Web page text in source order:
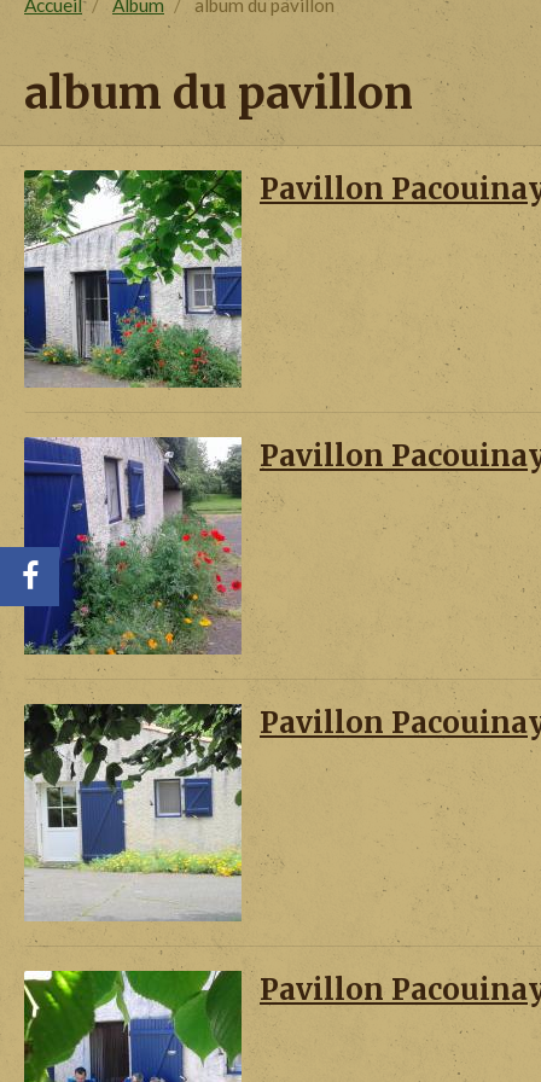
Accueil Album album du pavillon
album du pavillon
Pavillon
Pavillon
Pavillon
Pavillon